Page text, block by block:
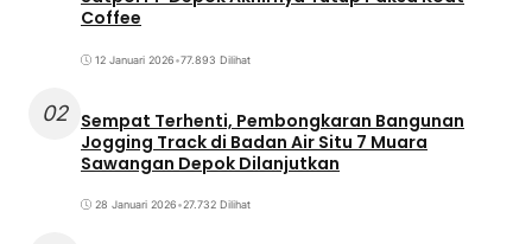
Coffee
12 Januari 2026•77.893 Dilihat
02 Sempat Terhenti, Pembongkaran Bangunan
Jogging Track di Badan Air Situ 7 Muara
Sawangan Depok Dilanjutkan
28 Januari 2026•27.732 Dilihat